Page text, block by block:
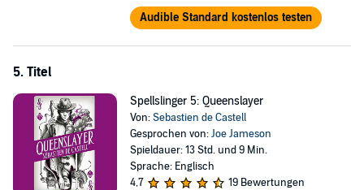
Audible Standard kostenlos testen
5. Titel
Spellslinger 5: Queenslayer
Von:Sebastien de Castell
Gesprochen von:Joe Jameson
Spieldauer: 13 Std. und 9 Min.
Sprache: Englisch
4,7
19 Bewertungen